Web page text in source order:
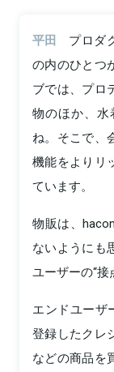
平田
プロダ
の内のひとつ
ブでは、プロ
物のほか、水
ね。そこで、
機能をよりリ
ています。
物販は、
ないようにも
ユーザーの“接
エンドユーザ
登録したクレ
などの商品を